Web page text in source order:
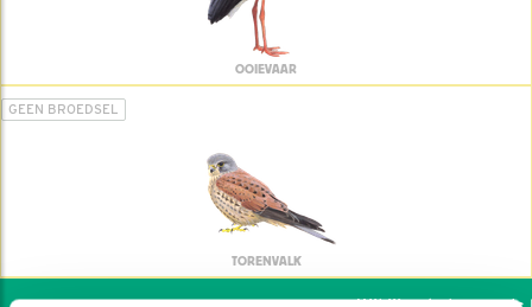
OOIEVAAR
GEEN BROEDSEL
TORENVALK